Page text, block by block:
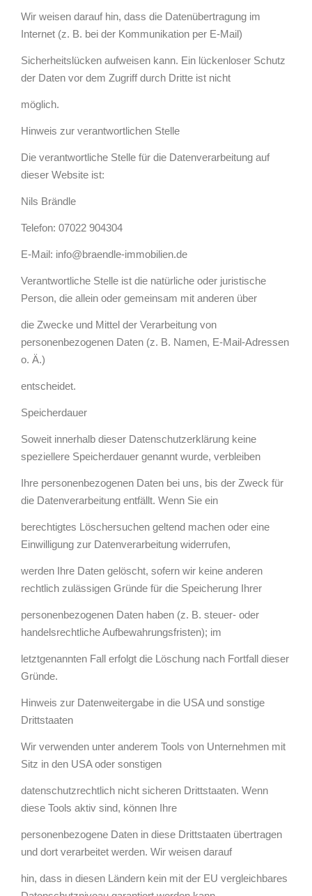
Wir weisen darauf hin, dass die Datenübertragung im
Internet (z. B. bei der Kommunikation per E-Mail)
Sicherheitslücken aufweisen kann. Ein lückenloser Schutz
der Daten vor dem Zugriff durch Dritte ist nicht
möglich.
Hinweis zur verantwortlichen Stelle
Die verantwortliche Stelle für die Datenverarbeitung auf
dieser Website ist:
Nils Brändle
Telefon: 07022 904304
E-Mail: info@braendle-immobilien.de
Verantwortliche Stelle ist die natürliche oder juristische
Person, die allein oder gemeinsam mit anderen über
die Zwecke und Mittel der Verarbeitung von
personenbezogenen Daten (z. B. Namen, E-Mail-Adressen
o. Ä.)
entscheidet.
Speicherdauer
Soweit innerhalb dieser Datenschutzerklärung keine
speziellere Speicherdauer genannt wurde, verbleiben
Ihre personenbezogenen Daten bei uns, bis der Zweck für
die Datenverarbeitung entfällt. Wenn Sie ein
berechtigtes Löschersuchen geltend machen oder eine
Einwilligung zur Datenverarbeitung widerrufen,
werden Ihre Daten gelöscht, sofern wir keine anderen
rechtlich zulässigen Gründe für die Speicherung Ihrer
personenbezogenen Daten haben (z. B. steuer- oder
handelsrechtliche Aufbewahrungsfristen); im
letztgenannten Fall erfolgt die Löschung nach Fortfall dieser
Gründe.
Hinweis zur Datenweitergabe in die USA und sonstige
Drittstaaten
Wir verwenden unter anderem Tools von Unternehmen mit
Sitz in den USA oder sonstigen
datenschutzrechtlich nicht sicheren Drittstaaten. Wenn
diese Tools aktiv sind, können Ihre
personenbezogene Daten in diese Drittstaaten übertragen
und dort verarbeitet werden. Wir weisen darauf
hin, dass in diesen Ländern kein mit der EU vergleichbares